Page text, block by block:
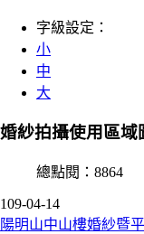
字級設定：
小
中
大
婚紗拍攝使用區域
總點閱：8864
109-04-14
陽明山中山樓婚紗暨